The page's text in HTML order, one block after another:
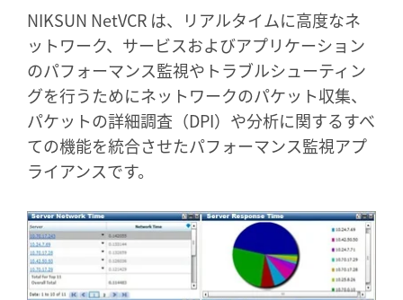
NIKSUN NetVCR は、リアルタイムに高度なネ
ットワーク、サービスおよびアプリケーション
のパフォーマンス監視やトラブルシューティン
グを行うためにネットワークのパケット収集、
パケットの詳細調査（DPI）や分析に関するすべ
ての機能を統合させたパフォーマンス監視アプ
ライアンスです。